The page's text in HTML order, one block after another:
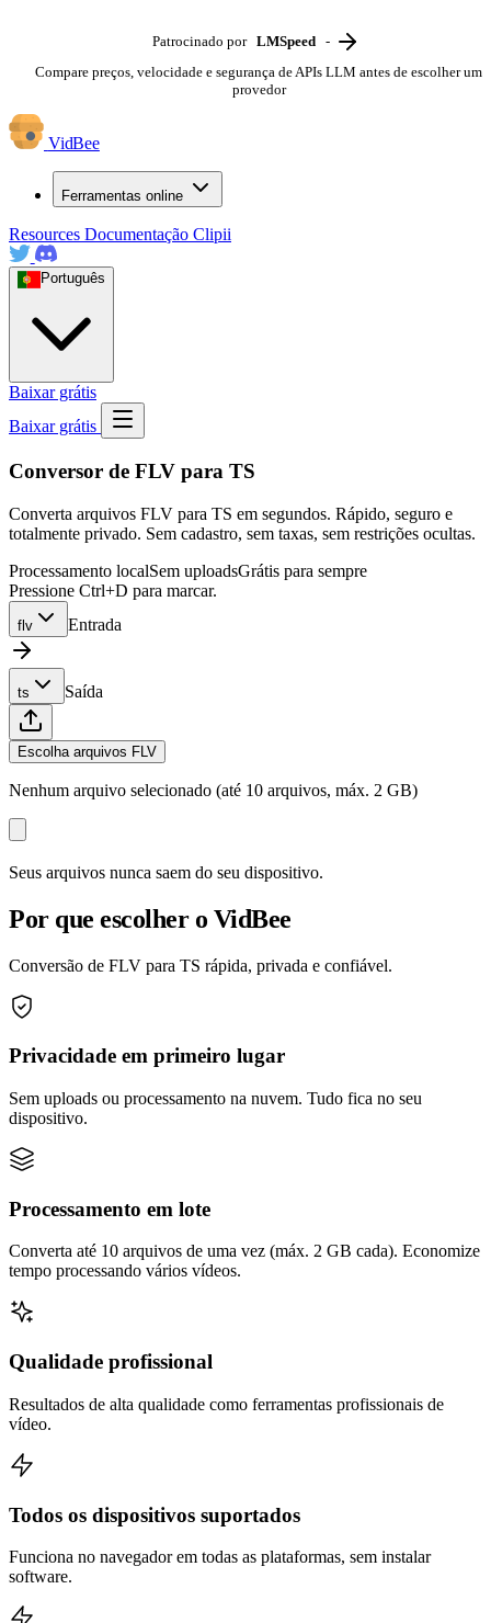
Patrocinado por LMSpeed -
Compare preços, velocidade e segurança de APIs LLM antes de escolher um
provedor
VidBee
Ferramentas online
Resources Documentação Clipii
Português
Baixar grátis
Baixar grátis
Conversor de FLV para TS
Converta arquivos FLV para TS em segundos. Rápido, seguro e
totalmente privado. Sem cadastro, sem taxas, sem restrições ocultas.
Processamento localSem uploadsGrátis para sempre
Pressione Ctrl+D para marcar.
flv Entrada
ts Saída
Escolha arquivos FLV
Nenhum arquivo selecionado (até 10 arquivos, máx. 2 GB)
Seus arquivos nunca saem do seu dispositivo.
Por que escolher o VidBee
Conversão de FLV para TS rápida, privada e confiável.
Privacidade em primeiro lugar
Sem uploads ou processamento na nuvem. Tudo fica no seu
dispositivo.
Processamento em lote
Converta até 10 arquivos de uma vez (máx. 2 GB cada). Economize
tempo processando vários vídeos.
Qualidade profissional
Resultados de alta qualidade como ferramentas profissionais de
vídeo.
Todos os dispositivos suportados
Funciona no navegador em todas as plataformas, sem instalar
software.